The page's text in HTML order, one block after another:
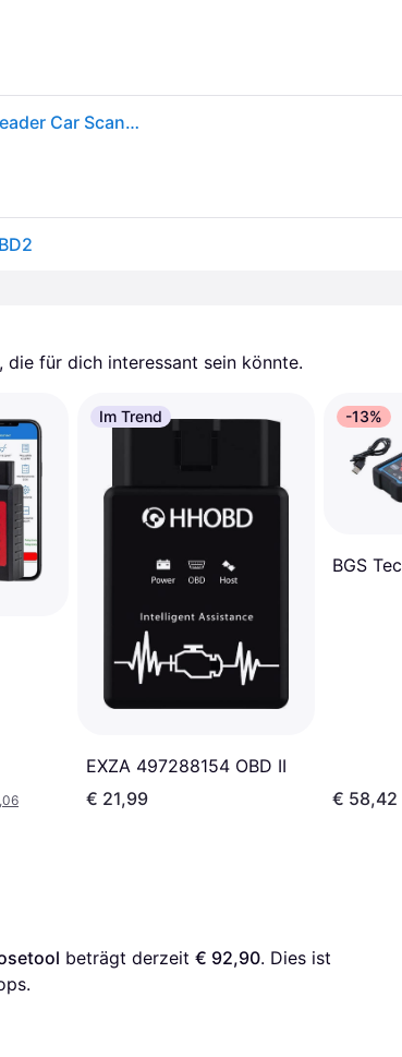
Obdeleven Nextgen Pro Pack Diagnostic Code Reader Car Scanner Silber
die für dich interessant sein könnte.
Im Trend
EXZA 497288154 OBD II
€ 21,99
-13%
BGS
€ 58,42
beträgt derzeit € 92,90. Dies ist